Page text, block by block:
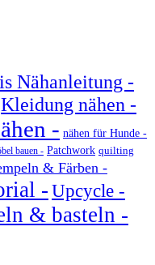
Nähanleitung -
Kleidung nähen -
- nähen für Hunde -
bauen - Patchwork quilting
& Färben -
-Upcycle -
& basteln -